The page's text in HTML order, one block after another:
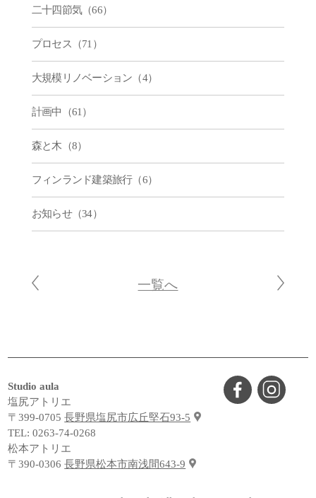
二十四節気（66）
プロセス（71）
大規模リノベーション（4）
計画中（61）
森と木（8）
フィンランド建築旅行（6）
お知らせ（34）
一覧へ
Studio aula
塩尻アトリエ
〒399-0705 長野県塩尻市広丘堅石93-5
TEL:0263-74-0268
松本アトリエ
〒390-0306 長野県松本市南浅間643-9